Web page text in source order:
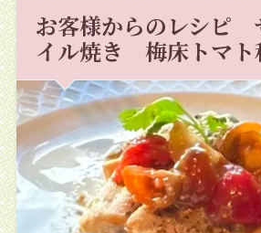
お客様からのレシピ
イル焼き 梅床トマト